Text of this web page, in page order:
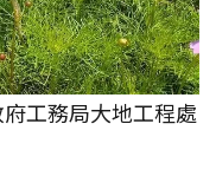
工務局大地工程處